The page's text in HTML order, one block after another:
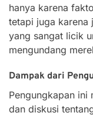
hanya karena
tetapi juga karena
yang sangat licik
mengundang
Dampak dari
Pengungkapan ini
dan diskusi